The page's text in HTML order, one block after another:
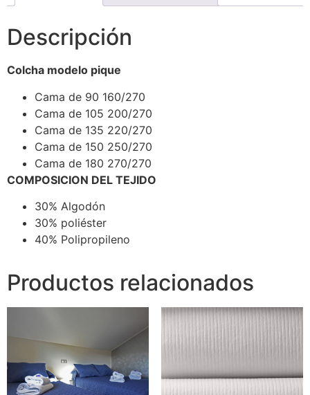
Descripción
Colcha modelo pique
Cama de 90 160/270
Cama de 105 200/270
Cama de 135 220/270
Cama de 150 250/270
Cama de 180 270/270
COMPOSICION DEL TEJIDO
30% Algodón
30% poliéster
40% Polipropileno
Productos relacionados